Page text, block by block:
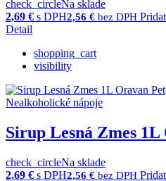
check_circleNa sklade
2,69 € s DPH2,56 € bez DPH
Detail
shopping_cart
visibility
Nealkoholické nápoje
Sirup Lesná Zmes 1L
check_circleNa sklade
2,69 € s DPH2,56 € bez DPH